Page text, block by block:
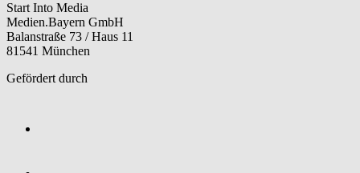
Start Into Media
Medien.Bayern GmbH
Balanstraße 73 / Haus 11
81541 München
Gefördert durch